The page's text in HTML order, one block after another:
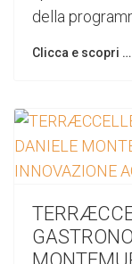
della
Clicca e scopri …